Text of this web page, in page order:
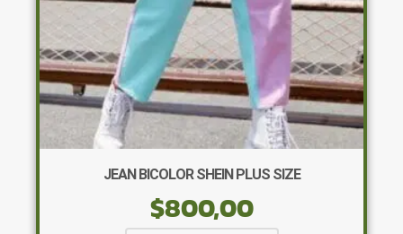
de
producto
JEAN BICOLOR SHEIN PLUS SIZE
$800,00